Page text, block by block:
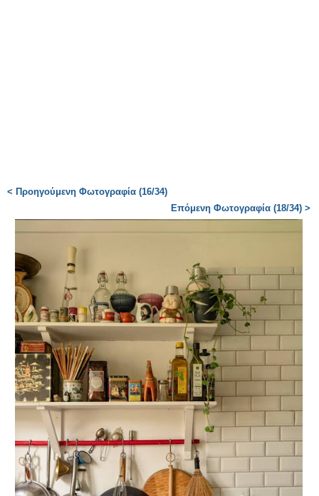
< Προηγούμενη Φωτογραφία (16/34)
Επόμενη Φωτογραφία (18/34) >